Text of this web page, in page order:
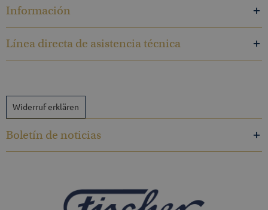
Información
Línea directa de asistencia técnica
Widerruf erklären
Boletín de noticias